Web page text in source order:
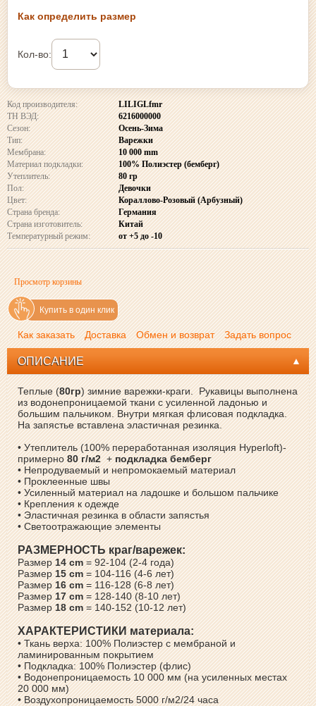
Как определить размер
Кол-во:
Код производителя:
LILIGLfmr
ТН ВЭД:
6216000000
Сезон:
Осень-Зима
Тип:
Варежки
Мембрана:
10 000 mm
Материал подкладки:
100% Полиэстер (бемберг)
Утеплитель:
80 гр
Пол:
Девочки
Цвет:
Кораллово-Розовый (Арбузный)
Страна бренда:
Германия
Страна изготовитель:
Китай
Температурный режим:
от +5 до -10
Просмотр корзины
Купить в один клик
Как заказать Доставка Обмен и возврат Задать вопрос
ОПИСАНИЕ
Теплые (80гр) зимние варежки-краги. Рукавицы выполнена
из водонепроницаемой ткани с усиленной ладонью и
большим пальчиком. Внутри мягкая флисовая подкладка.
На запястье вставлена эластичная резинка.
• Утеплитель (100% переработанная изоляция Hyperloft)-
примерно80 г/м2+подкладка бемберг
• Непродуваемый и непромокаемый материал
• Проклеенные швы
• Усиленный материал на ладошке и большом пальчике
• Крепления к одежде
• Эластичная резинка в области запястья
• Светоотражающие элементы
РАЗМЕРНОСТЬ краг/варежек:
Размер14 cm= 92-104 (2-4 года)
Размер15 cm= 104-116 (4-6 лет)
Размер16 cm= 116-128 (6-8 лет)
Размер17 cm= 128-140 (8-10 лет)
Размер18 cm= 140-152 (10-12 лет)
ХАРАКТЕРИСТИКИ материала:
• Ткань верха: 100% Полиэстер с мембраной и
ламинированным покрытием
• Подкладка: 100% Полиэстер (флис)
• Водонепроницаемость 10 000 мм (на усиленных местах
20 000 мм)
• Воздухопроницаемость 5000 г/м2/24 часа